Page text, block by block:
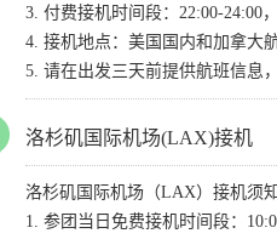
3. 付费接机时间段：22:00-24:00
4. 接机地点：美国国内和加拿大
5. 请在出发三天前提供航班信息
洛杉矶国际机场(LAX)接机
洛杉矶国际机场（LAX）接机须
1. 参团当日免费接机时间段：